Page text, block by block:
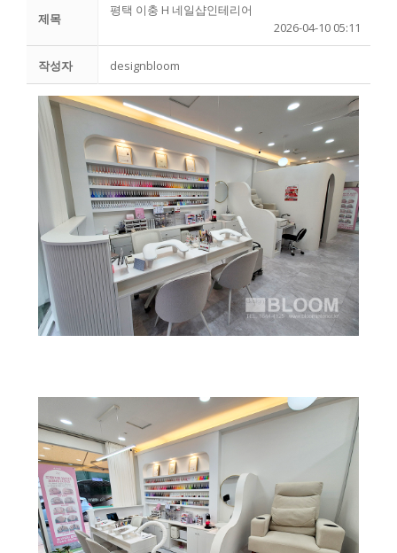
제목
평택 이충 H 네일샵인테리어
2026-04-10 05:11
작성자 designbloom